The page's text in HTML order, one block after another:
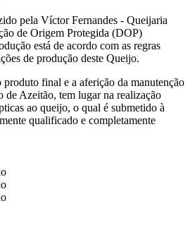
pela Víctor Fernandes - Queijaria
de Origem Protegida (DOP)
está de acordo com as regras
de produção deste Queijo.
final e a aferição da manutenção
de Azeitão, tem lugar na realização
ao queijo, o qual é submetido à
qualificado e completamente